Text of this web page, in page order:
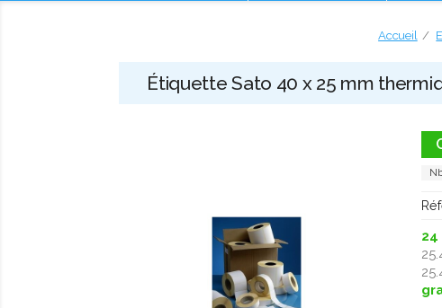
Accueil
Étiquette Sato 40 x 25 mm
24